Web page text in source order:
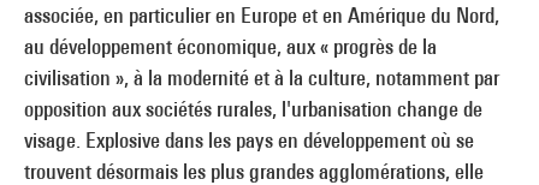
associée, en particulier en Europe et en Amérique du Nord,
au développement économique, aux « progrès de la
civilisation », à la modernité et à la culture, notamment par
opposition aux sociétés rurales, l'urbanisation change de
visage. Explosive dans les pays en développement où se
trouvent désormais les plus grandes agglomérations, elle